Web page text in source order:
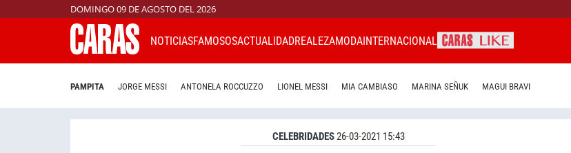
DOMINGO 09 DE AGOSTO DEL 2026
NOTICIASFAMOSOSACTUALIDADREALEZAMODAINTERNACIONAL
PAMPITA JORGE MESSI ANTONELA ROCCUZZO LIONEL MESSI MIA CAMBIASO MARINA SEÑUK MAGUI BRAVI
CELEBRIDADES26-03-2021 15:43